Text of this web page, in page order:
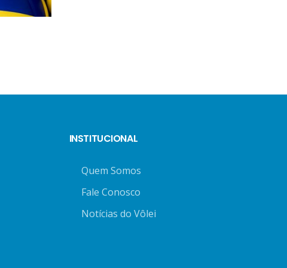
INSTITUCIONAL
Quem Somos
Fale Conosco
Notícias do Vôlei